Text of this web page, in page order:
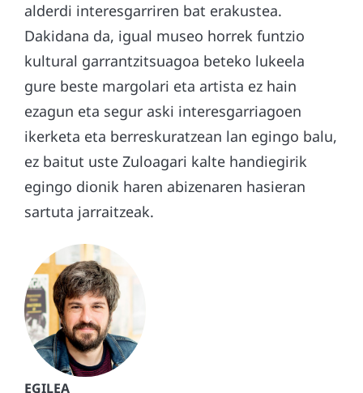
alderdi interesgarriren bat erakustea.
Dakidana da, igual museo horrek funtzio
kultural garrantzitsuagoa beteko lukeela
gure beste margolari eta artista ez hain
ezagun eta segur aski interesgarriagoen
ikerketa eta berreskuratzean lan egingo balu,
ez baitut uste Zuloagari kalte handiegirik
egingo dionik haren abizenaren hasieran
sartuta jarraitzeak.